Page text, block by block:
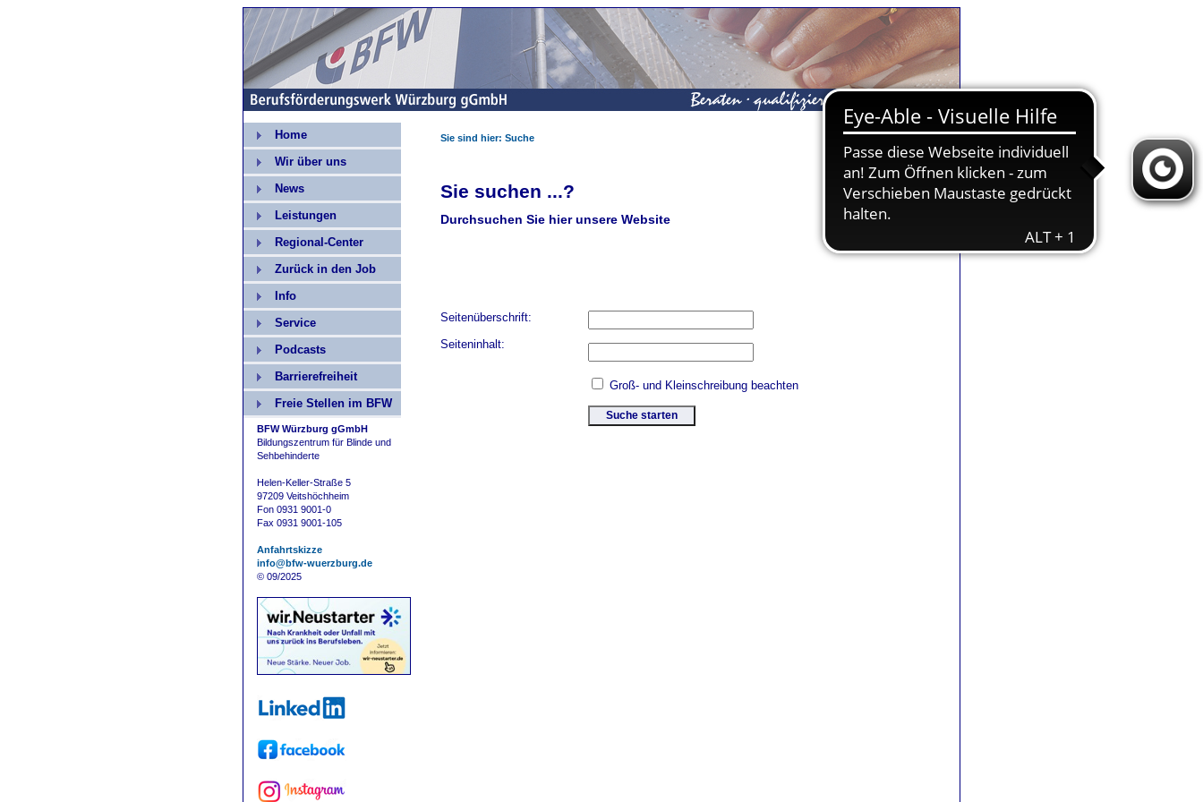
Home
Wir über uns
News
Leistungen
Regional-Center
Zurück in den Job
Info
Service
Podcasts
Barrierefreiheit
Freie Stellen im BFW
BFW Würzburg gGmbH
Bildungszentrum für Blinde und
Sehbehinderte
Helen-Keller-Straße 5
97209 Veitshöchheim
Fon 0931 9001-0
Fax 0931 9001-105
Anfahrtskizze
info@bfw-wuerzburg.de
© 09/2025
Sie sind hier: Suche
Sie suchen ...?
Durchsuchen Sie hier unsere Website
Seitenüberschrift:
Seiteninhalt:
Groß- und Kleinschreibung beachten